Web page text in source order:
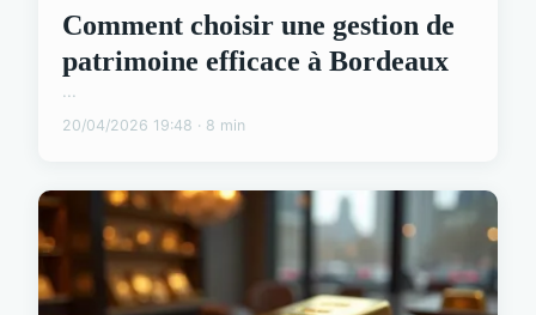
Comment choisir une gestion de
patrimoine efficace à Bordeaux
...
20/04/2026 19:48 · 8 min